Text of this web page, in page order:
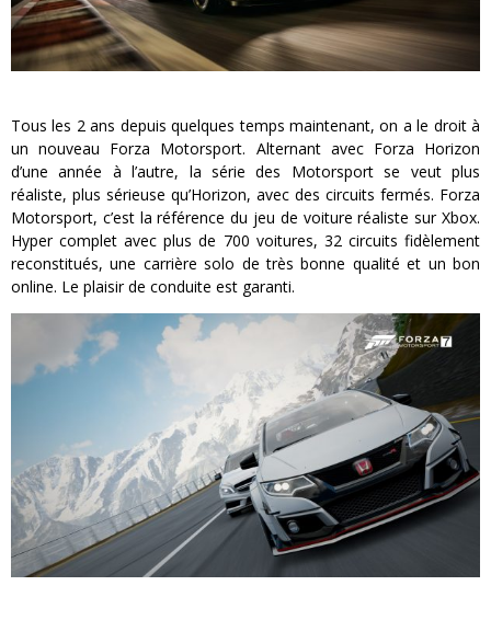
Tous les 2 ans depuis quelques temps maintenant, on a le droit à
un nouveau Forza Motorsport. Alternant avec Forza Horizon
d’une année à l’autre, la série des Motorsport se veut plus
réaliste, plus sérieuse qu’Horizon, avec des circuits fermés. Forza
Motorsport, c’est la référence du jeu de voiture réaliste sur Xbox.
Hyper complet avec plus de 700 voitures, 32 circuits fidèlement
reconstitués, une carrière solo de très bonne qualité et un bon
online. Le plaisir de conduite est garanti.